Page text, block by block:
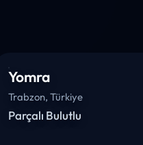
Yomra
Trabzon, Türkiye
Parçalı Bulutlu